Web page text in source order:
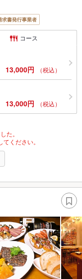
求書発行事業者
コース
13,000円 （税込）
13,000円 （税込）
た。
ください。